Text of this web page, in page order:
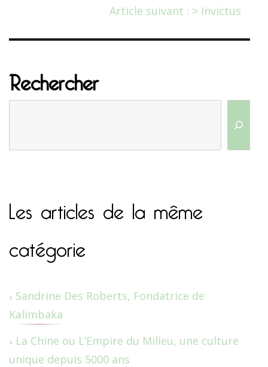
Article suivant : > Invictus
Rechercher
Les articles de la même
catégorie
Sandrine Des Roberts, Fondatrice de
Kalimbaka
La Chine ou L’Empire du Milieu, une culture
unique depuis 5000 ans